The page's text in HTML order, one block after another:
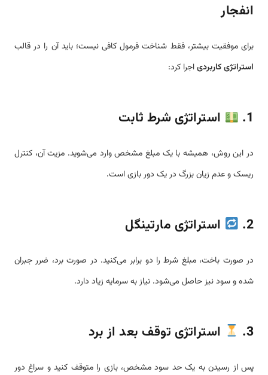
انفجار
برای موفقیت بیشتر، فقط شناخت فرمول کافی نیست؛ باید آن را در قالب
استراتژی کاربردیاجرا کرد:
1. استراتژی شرط ثابت
در این روش، همیشه با یک مبلغ مشخص وارد می‌شوید. مزیت آن، کنترل
ریسک و عدم زیان بزرگ در یک دور بازی است.
2. استراتژی مارتینگل
در صورت باخت، مبلغ شرط را دو برابر می‌کنید. در صورت برد، ضرر جبران
شده و سود نیز حاصل می‌شود. نیاز به سرمایه زیاد دارد.
3. استراتژی توقف بعد از برد
پس از رسیدن به یک حد سود مشخص، بازی را متوقف کنید و سراغ دور